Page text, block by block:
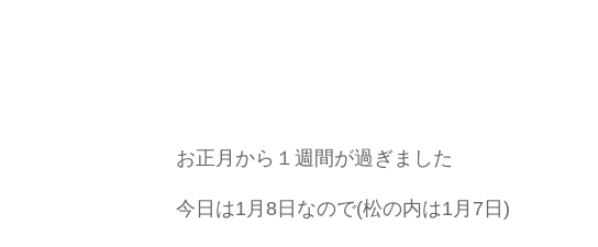
お正月から１週間が過ぎました
今日は1月8日なので(松の内は1月7日)